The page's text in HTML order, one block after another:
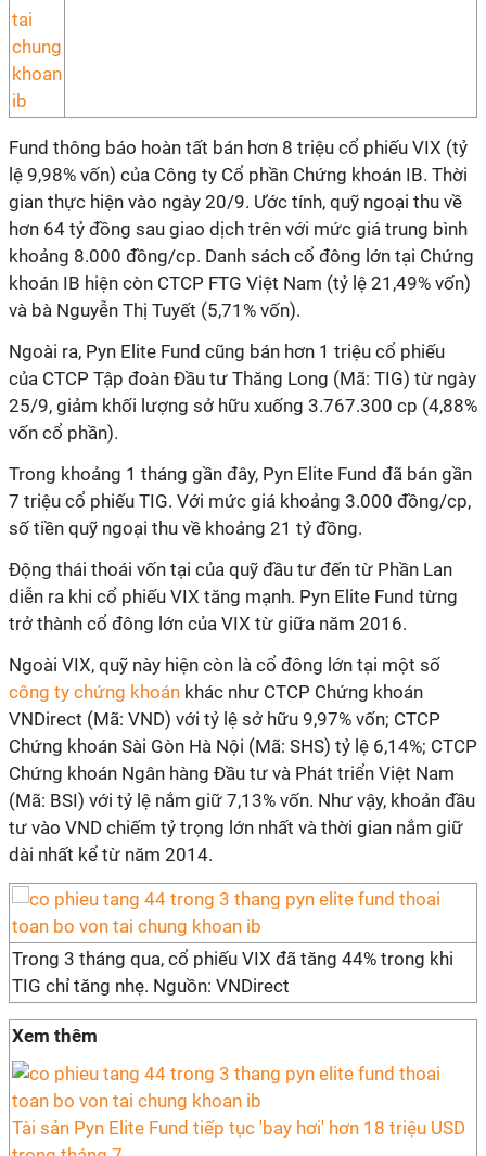
Fund thông báo hoàn tất bán hơn 8 triệu cổ phiếu VIX (tỷ
lệ 9,98% vốn) của Công ty Cổ phần Chứng khoán IB. Thời
gian thực hiện vào ngày 20/9. Ước tính, quỹ ngoại thu về
hơn 64 tỷ đồng sau giao dịch trên với mức giá trung bình
khoảng 8.000 đồng/cp. Danh sách cổ đông lớn tại Chứng
khoán IB hiện còn CTCP FTG Việt Nam (tỷ lệ 21,49% vốn)
và bà Nguyễn Thị Tuyết (5,71% vốn).
Ngoài ra, Pyn Elite Fund cũng bán hơn 1 triệu cổ phiếu
của CTCP Tập đoàn Đầu tư Thăng Long (Mã: TIG) từ ngày
25/9, giảm khối lượng sở hữu xuống 3.767.300 cp (4,88%
vốn cổ phần).
Trong khoảng 1 tháng gần đây, Pyn Elite Fund đã bán gần
7 triệu cổ phiếu TIG. Với mức giá khoảng 3.000 đồng/cp,
số tiền quỹ ngoại thu về khoảng 21 tỷ đồng.
Động thái thoái vốn tại của quỹ đầu tư đến từ Phần Lan
diễn ra khi cổ phiếu VIX tăng mạnh. Pyn Elite Fund từng
trở thành cổ đông lớn của VIX từ giữa năm 2016.
Ngoài VIX, quỹ này hiện còn là cổ đông lớn tại một số
công ty chứng khoán khác như CTCP Chứng khoán
VNDirect (Mã: VND) với tỷ lệ sở hữu 9,97% vốn; CTCP
Chứng khoán Sài Gòn Hà Nội (Mã: SHS) tỷ lệ 6,14%; CTCP
Chứng khoán Ngân hàng Đầu tư và Phát triển Việt Nam
(Mã: BSI) với tỷ lệ nắm giữ 7,13% vốn. Như vậy, khoản đầu
tư vào VND chiếm tỷ trọng lớn nhất và thời gian nắm giữ
dài nhất kể từ năm 2014.
Trong 3 tháng qua, cổ phiếu VIX đã tăng 44% trong khi
TIG chỉ tăng nhẹ. Nguồn: VNDirect
Xem thêm
Tài sản Pyn Elite Fund tiếp tục 'bay hơi' hơn 18 triệu USD